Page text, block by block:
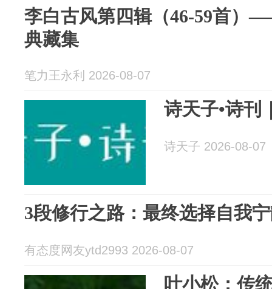
李白古风第四辑（46-59首）
典藏集
笔力王永利 2026-08-07
诗天子•诗刊
诗天子 2026-08-07
3段修行之路：最终选择自我
有态度网友ytd2993 2026-08-07
叶小松：传